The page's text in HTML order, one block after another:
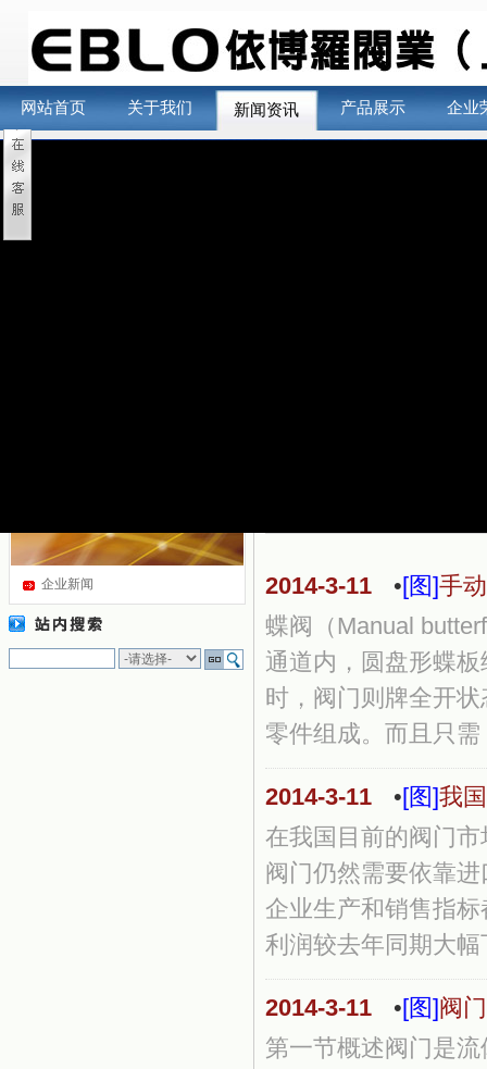
网站首页 关于我们 新闻资讯 产品展示 企业
企业新闻 2014-3-11 •[图]手
蝶阀（Manual
通道内，圆盘形蝶
时，阀门则牌全开
零件组成。而且只需
2014-3-11 •[图]我
在我国目前的阀门
阀门仍然需要依靠
企业生产和销售指
利润较去年同期大
2014-3-11 •[图]阀
第一节概述阀门是